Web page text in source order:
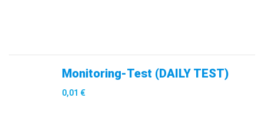
Monitoring-Test (DAILY TEST)
0,01 €